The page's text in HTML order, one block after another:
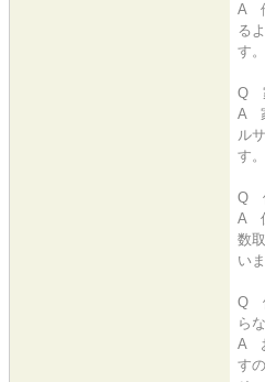
A
る
す。
Q
A
ル
す。
Q
A
数
い
Q
ら
A
す